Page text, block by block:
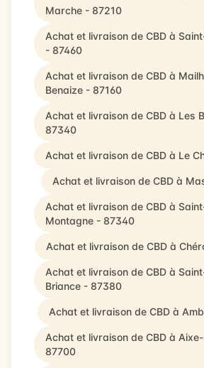
Marche - 87210
Achat et livraison de CBD à
- 87460
Achat et livraison de CBD à
Benaize - 87160
Achat et livraison de CBD à Les
87340
Achat et livraison de CBD à Le
Achat et livraison de CBD à
Achat et livraison de CBD à
Montagne - 87340
Achat et livraison de CBD à
Achat et livraison de CBD à
Briance - 87380
Achat et livraison de CBD à
Achat et livraison de CBD à
87700